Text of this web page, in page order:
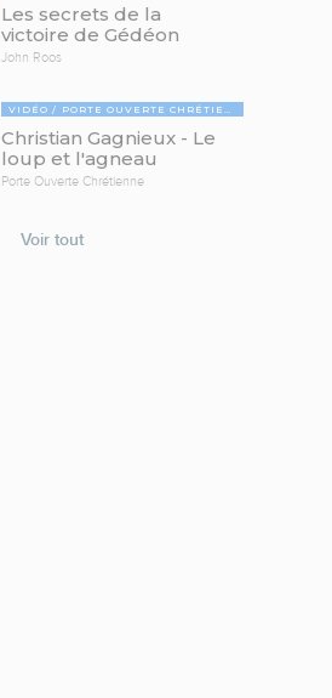
Les secrets de la
victoire de Gédéon
John Roos
VIDÉO PORTE OUVERTE CHRÉTIENNE
Christian Gagnieux - Le
loup et l'agneau
Porte Ouverte Chrétienne
Voir tout